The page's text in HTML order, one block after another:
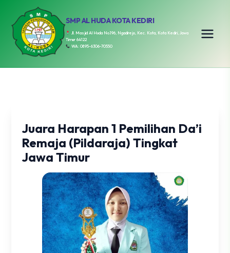
SMP AL HUDA KOTA KEDIRI
Jl. Masjid Al Huda No.196, Ngadirejo, Kec. Kota, Kota Kediri, Jawa
Timur 64122
WA: 0895-6306-70550
Juara Harapan 1 Pemilihan Da’i
Remaja (Pildaraja) Tingkat
Jawa Timur